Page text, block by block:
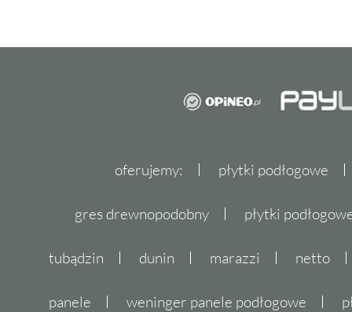
oferujemy: płytki podłogowe
gres drewnopodobny płytki
tubądzin dunin marazzi netto
panele weninger panele podłogowe